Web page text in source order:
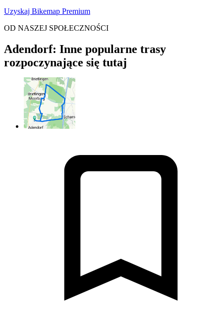
Uzyskaj Bikemap Premium
OD NASZEJ SPOŁECZNOŚCI
Adendorf: Inne popularne trasy
rozpoczynające się tutaj